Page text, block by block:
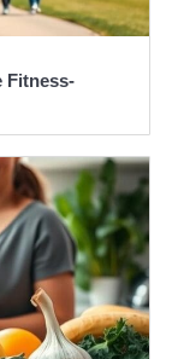
Fitness-